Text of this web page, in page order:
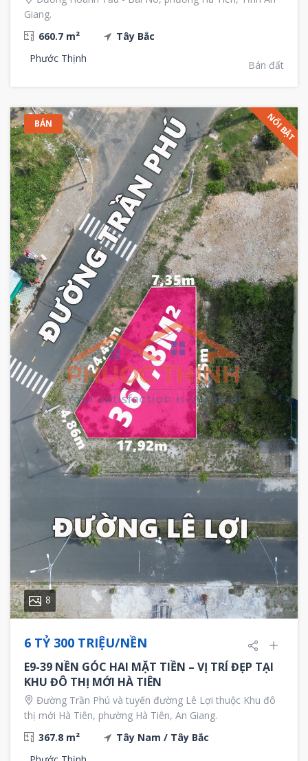
Giang.
660.7 m²
Tây Bắc
Phước Thịnh
Bán đất
BÁN NỔI BẬT
8
6 TỶ 300 TRIỆU/NỀN
E9-39 NỀN GÓC HAI MẶT TIỀN – VỊ TRÍ ĐẸP TẠI
KHU ĐÔ THỊ MỚI HÀ TIÊN
Đường Trần Phú và tuyến đường Lê Lợi thuộc Khu đô
thị mới Hà Tiên, phường Hà Tiên, An Giang.
367.8 m²
Tây Nam / Tây Bắc